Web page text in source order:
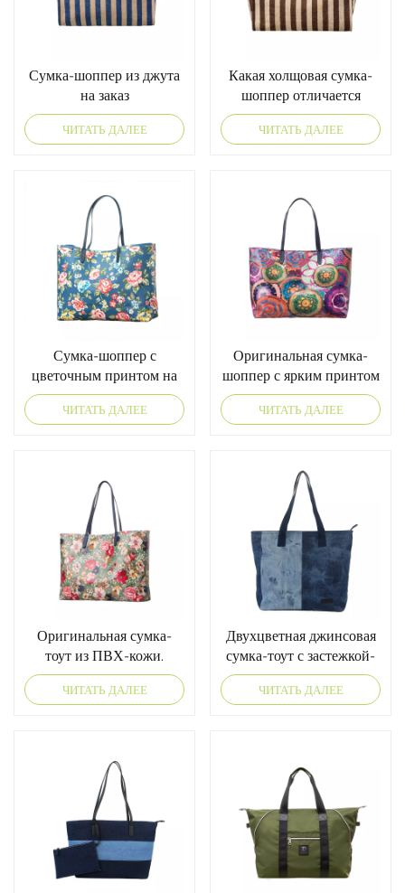
Сумка-шоппер из джута
на заказ
ЧИТАТЬ ДАЛЕЕ
Какая холщовая сумка-
шоппер отличается
наилучшим качеством?
ЧИТАТЬ ДАЛЕЕ
Сумка-шоппер с
цветочным принтом на
заказ
ЧИТАТЬ ДАЛЕЕ
Оригинальная сумка-
шоппер с ярким принтом
мандалы.
ЧИТАТЬ ДАЛЕЕ
Оригинальная сумка-
тоут из ПВХ-кожи.
ЧИТАТЬ ДАЛЕЕ
Двухцветная джинсовая
сумка-тоут с застежкой-
молнией.
ЧИТАТЬ ДАЛЕЕ